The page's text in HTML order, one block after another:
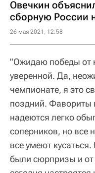
Овечкин
сборную России
26 мая 2021, 12:58
"Ожидаю победы от
уверенной. Да,
чемпионате, я это
поздний. Фавориты
надеются легко
соперников, но все
все умеют
были сюрпризы и